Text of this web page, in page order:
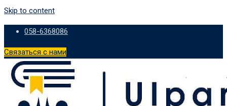
Skip to content
058-6368086
Связаться с нами